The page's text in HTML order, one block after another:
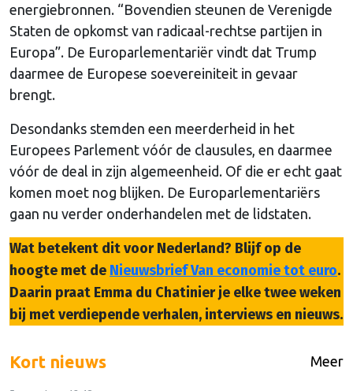
energiebronnen. “Bovendien steunen de Verenigde
Staten de opkomst van radicaal-rechtse partijen in
Europa”. De Europarlementariër vindt dat Trump
daarmee de Europese soevereiniteit in gevaar
brengt.
Desondanks stemden een meerderheid in het
Europees Parlement vóór de clausules, en daarmee
vóór de deal in zijn algemeenheid. Of die er echt gaat
komen moet nog blijken. De Europarlementariërs
gaan nu verder onderhandelen met de lidstaten.
Wat betekent dit voor Nederland? Blijf op de
hoogte met de Nieuwsbrief Van economie tot euro.
Daarin praat Emma du Chatinier je elke twee weken
bij met verdiepende verhalen, interviews en nieuws.
Kort nieuws Meer